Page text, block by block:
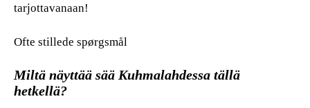
tarjottavanaan!
Ofte stillede spørgsmål
Miltä näyttää sää Kuhmalahdessa tällä
hetkellä?